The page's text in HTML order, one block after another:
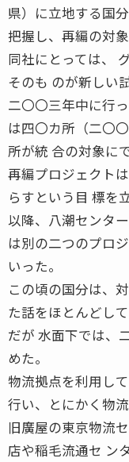
県）に立地する国
把握し、再編の対
同社にとっては、
そのも のが新しい
二〇〇三年中に行
は四〇カ所（二〇
所が統 合の対象に
再編プロジェクト
らすという目 標を
以降、八潮センタ
は別の二つのプロ
いった。
この頃の国分は、
た話をほとんどして
だが 水面下では、
めた。
物流拠点を利用し
行い、とにかく物
旧廣屋の東京物流
店や稲毛流通セ ン